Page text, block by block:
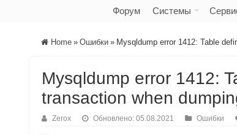
Форум Системы
Home » Ошибки » Mysqldump error 1412: Table
Mysqldump error 1412:
transaction when
Zerox Обновлено: 05.08.2021 Ошибки